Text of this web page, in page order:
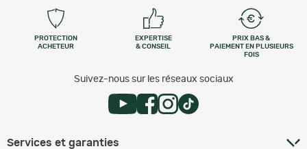
PROTECTION
ACHETEUR
EXPERTISE
& CONSEIL
PRIX BAS &
PAIEMENT EN PLUSIEURS
FOIS
Suivez-nous sur les réseaux sociaux
Services et garanties